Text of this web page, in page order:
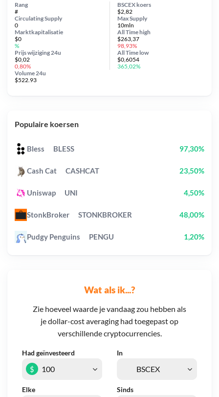
Wat als ik...?
Zie hoeveel waarde je vandaag zou hebben als
je dollar-cost averaging had toegepast op
verschillende cryptocurrencies.
Had geïnvesteerd In
Elke Sinds
$
BSCEX koers
$2,82
Circulating Supply
0
Prijs wijziging 24u
$0,02
0,80%
Max Supply
10mln
Marktkapitalisatie
$0
%
Volume 24u
$522.93
Rang
#
All Timehigh
$263,37
98,93%
All Time low
$0,6054
365,02%
Populaire koersen
Bless BLESS 97,30%
Cash Cat CASHCAT 23,50%
Uniswap UNI 4,50%
StonkBroker STONKBROKER 48,00%
Pudgy Penguins PENGU 1,20%